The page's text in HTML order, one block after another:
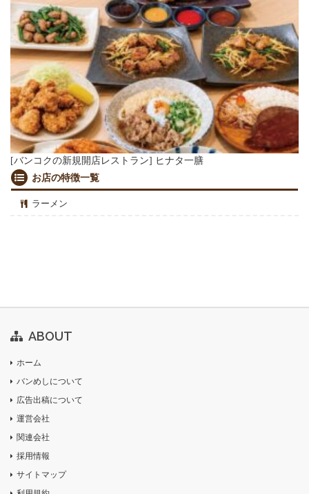
[バンコクの新規開店レストラン] ヒナタ一膳
お店の特徴一覧
ラーメン
ABOUT
ホーム
バンめしについて
広告出稿について
運営会社
関連会社
採用情報
サイトマップ